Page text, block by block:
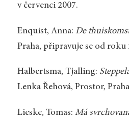
v červenci 2007.
Enquist, Anna: De
Praha, připravuje se od roku
Halbertsma, Tjalling:
Lenka Řehová, Prostor,
Lieske, Tomas: Má